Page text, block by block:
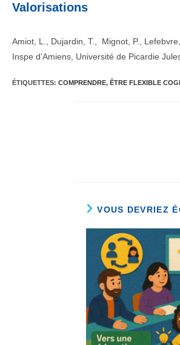
Valorisations
Amiot, L., Dujardin, T., Mignot, P.,
Inspe d’Amiens, Université de Picardie
ÉTIQUETTES: COMPRENDRE, ÊTRE FLEXIBLE
VOUS DEVRIEZ